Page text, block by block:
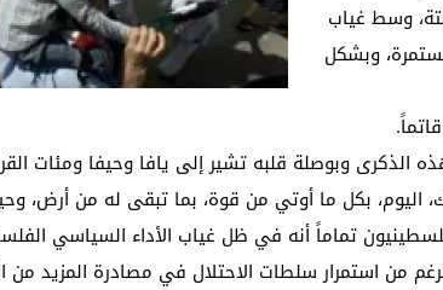
وسط غياب
وبشكل
وبوصلة قلبه تشير إلى يافا وحيفا ومئات
1948، يتمسك، اليوم، بكل ما أوتي من قوة، بما تبقى له من
تماماً أنه في ظل غياب الأداء السياسي
من استمرار سلطات الاحتلال في مصادرة المزيد